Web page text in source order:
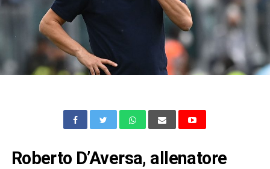
Roberto D’Aversa, allenatore